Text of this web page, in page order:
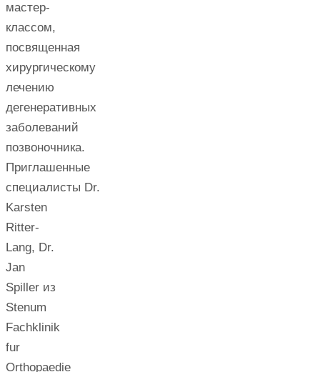
мастер-
классом,
посвященная
хирургическому
лечению
дегенеративных
заболеваний
позвоночника.
Приглашенные
специалисты Dr.
Karsten
Ritter-
Lang, Dr.
Jan
Spiller из
Stenum
Fachklinik
fur
Orthopaedie